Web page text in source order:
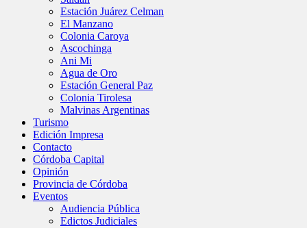
Estación Juárez Celman
El Manzano
Colonia Caroya
Ascochinga
Ani Mi
Agua de Oro
Estación General Paz
Colonia Tirolesa
Malvinas Argentinas
Turismo
Edición Impresa
Contacto
Córdoba Capital
Opinión
Provincia de Córdoba
Eventos
Audiencia Pública
Edictos Judiciales